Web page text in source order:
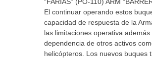
El continuar operando estos
capacidad de respuesta de la
las limitaciones operativa además
dependencia de otros activos
helicópteros. Los nuevos buques